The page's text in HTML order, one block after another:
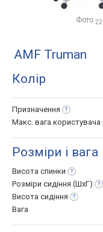
Фото 22
AMF Truman
Колір
Призначення
Макс. вага користувача
Розміри і вага
Висота спинки
Розміри сидіння (ШхГ)
Висота сидіння
Вага